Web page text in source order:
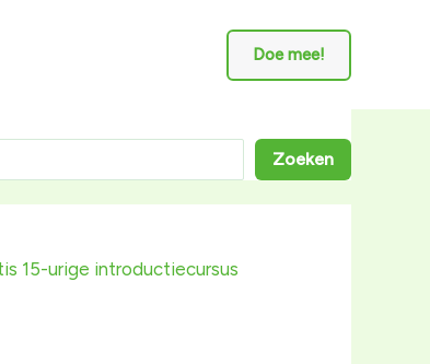
Doe mee!
Zoeken
15-urige introductiecursus